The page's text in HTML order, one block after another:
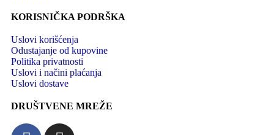
KORISNIČKA PODRŠKA
Uslovi korišćenja
Odustajanje od kupovine
Politika privatnosti
Uslovi i načini plaćanja
Uslovi dostave
DRUŠTVENE MREŽE